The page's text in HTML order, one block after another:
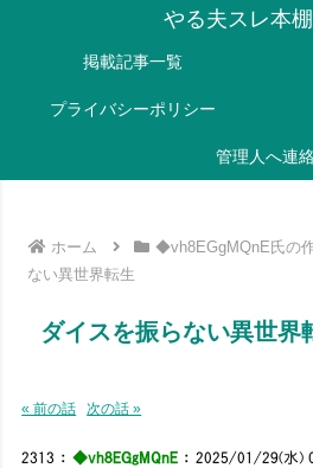
やる夫スレ本
掲載記事一覧
プライバシーポリシー
管理人へ連
ホーム ◆vh8EGgMQnE氏の
ない異世界転生
ダイスを振らない異世
« 前の話 次の話 »
2313 ：◆vh8EGgMQnE ：2025/01/29(水)